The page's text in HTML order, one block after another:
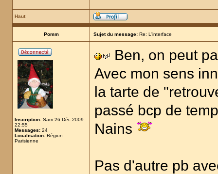
Haut
Pomm Sujet du message: Re: L'interface
Inscription: Sam 26 Déc 2009
22:55
Messages: 24
Localisation: Région
Parisienne
Ben, on peut
Avec mon sens
la tarte de
passé bcp de
Nains
Pas d'autre pb